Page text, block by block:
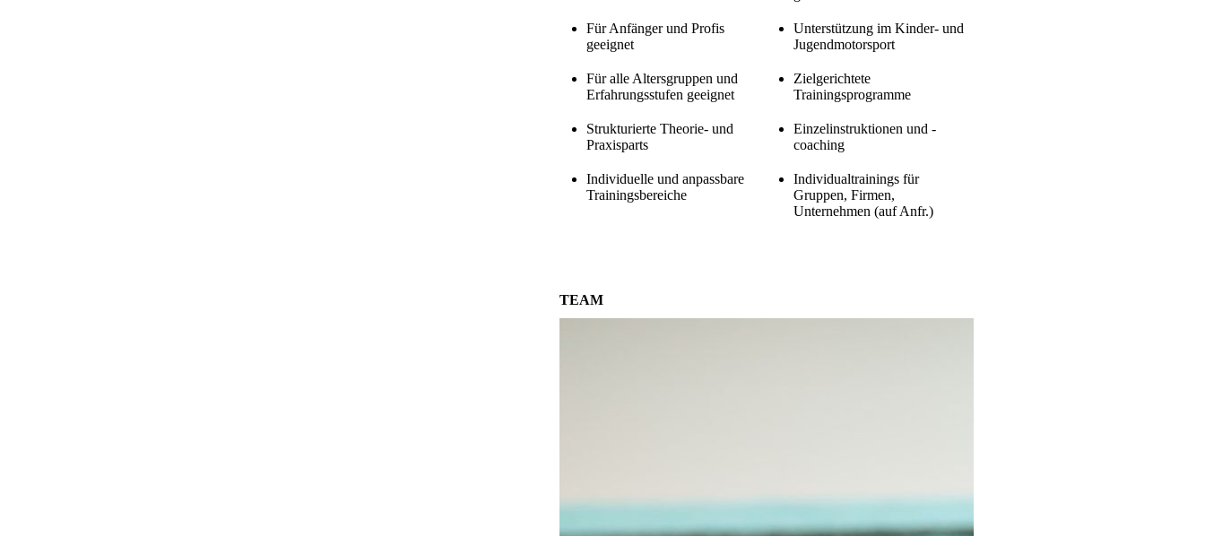
Für Anfänger und Profis
geeignet
Unterstützung im Kinder- und
Jugendmotorsport
Für alle Altersgruppen und
Erfahrungsstufen geeignet
Zielgerichtete
Trainingsprogramme
Strukturierte Theorie- und
Praxisparts
Einzelinstruktionen und -
coaching
Individuelle und anpassbare
Trainingsbereiche
Individualtrainings für
Gruppen, Firmen,
Unternehmen (auf Anfr.)
TEAM